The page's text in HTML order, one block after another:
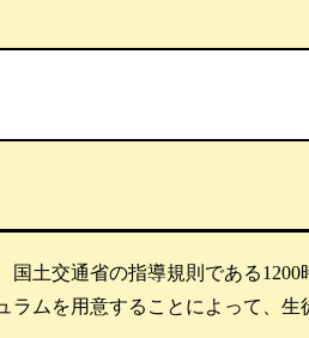
国土交通省の指導規則である1200
ムを用意することによって、生